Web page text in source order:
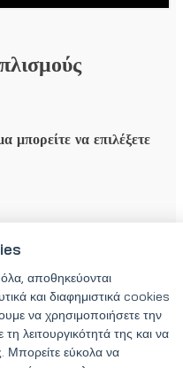
μπορείτε να επιλέξετε
μας - θα
48 ωρών.
αποθηκεύονται
και διαφημιστικά cookies
να χρησιμοποιήσετε την
λειτουργικότητά της και να
Μπορείτε εύκολα να